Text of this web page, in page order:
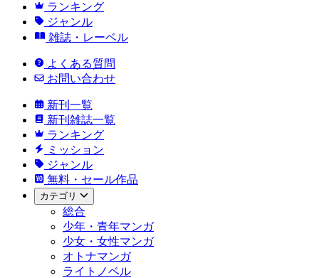
ランキング
ジャンル
雑誌・レーベル
よくある質問
お問い合わせ
新刊一覧
新刊雑誌一覧
ランキング
ミッション
ジャンル
無料・セール作品
カテゴリ
総合
少年・青年マンガ
少女・女性マンガ
オトナマンガ
ライトノベル